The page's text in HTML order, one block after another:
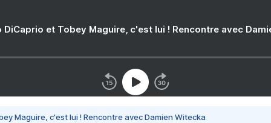
DiCaprio et Tobey Maguire, c'est lui ! Rencontre avec
Maguire, c'est lui ! Rencontre avec Damien Witecka